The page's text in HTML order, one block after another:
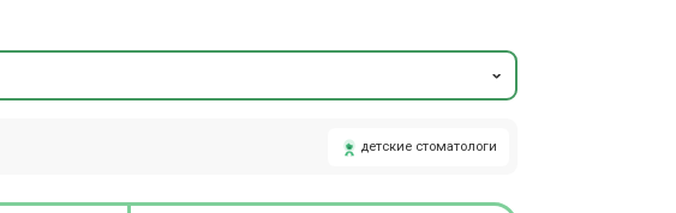
детские стоматологи